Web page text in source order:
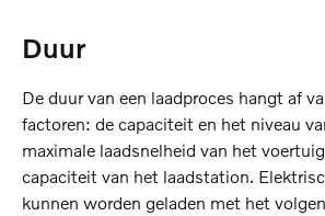
Duur
De duur van een laadproces hangt af
factoren: de capaciteit en het niveau
maximale laadsnelheid van het
capaciteit van het laadstation.
kunnen worden geladen met het